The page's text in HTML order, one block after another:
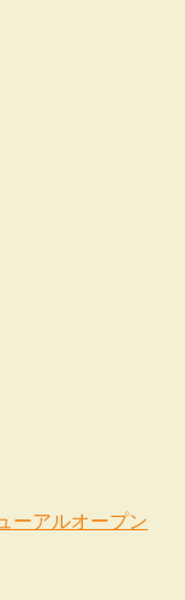
ーアルオープン